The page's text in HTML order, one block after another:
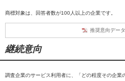
商標対象は、回答者数が100人以上の企業です。
推奨意向データ
継続意向
調査企業のサービス利用者に、「どの程度その企業